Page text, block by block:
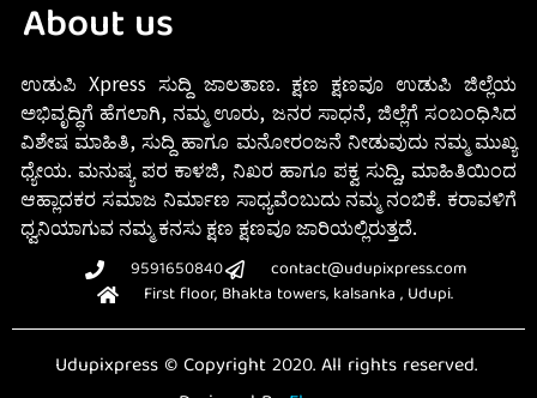
About us
ಉಡುಪಿ Xpress ಸುದ್ದಿ ಜಾಲತಾಣ. ಕ್ಷಣ ಕ್ಷಣವೂ ಉಡುಪಿ ಜಿಲ್ಲೆಯ
ಅಭಿವೃದ್ಧಿಗೆ ಹೆಗಲಾಗಿ, ನಮ್ಮ ಊರು, ಜನರ ಸಾಧನೆ, ಜಿಲ್ಲೆಗೆ ಸಂಬಂಧಿಸಿದ
ವಿಶೇಷ ಮಾಹಿತಿ, ಸುದ್ದಿ ಹಾಗೂ ಮನೋರಂಜನೆ ನೀಡುವುದು ನಮ್ಮ ಮುಖ್ಯ
ಧ್ಯೇಯ. ಮನುಷ್ಯ ಪರ ಕಾಳಜಿ, ನಿಖರ ಹಾಗೂ ಪಕ್ವ ಸುದ್ದಿ, ಮಾಹಿತಿಯಿಂದ
ಆಹ್ಲಾದಕರ ಸಮಾಜ ನಿರ್ಮಾಣ ಸಾಧ್ಯವೆಂಬುದು ನಮ್ಮ ನಂಬಿಕೆ. ಕರಾವಳಿಗೆ
ಧ್ವನಿಯಾಗುವ ನಮ್ಮ ಕನಸು ಕ್ಷಣ ಕ್ಷಣವೂ ಜಾರಿಯಲ್ಲಿರುತ್ತದೆ.
9591650840
contact@udupixpress.com
First floor, Bhakta towers, kalsanka , Udupi.
Udupixpress © Copyright 2020. All rights reserved.